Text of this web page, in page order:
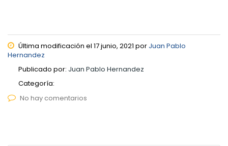
Última modificación el 17 junio, 2021 por Juan Pablo
Hernandez
Publicado por: Juan Pablo Hernandez
Categoría:
No hay comentarios